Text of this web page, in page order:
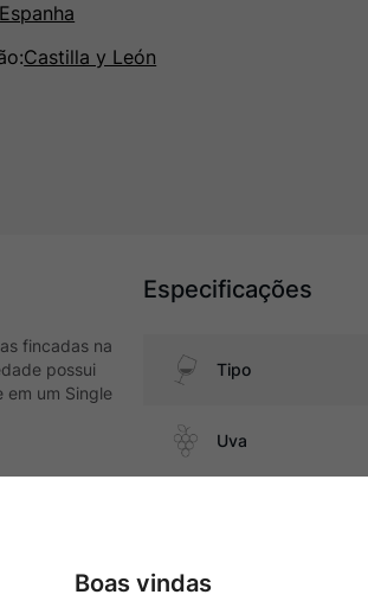
Espanha
:Castilla y León
fincadas na
possui
em um Single
Especificações
Tipo
Uva
Boas vindas